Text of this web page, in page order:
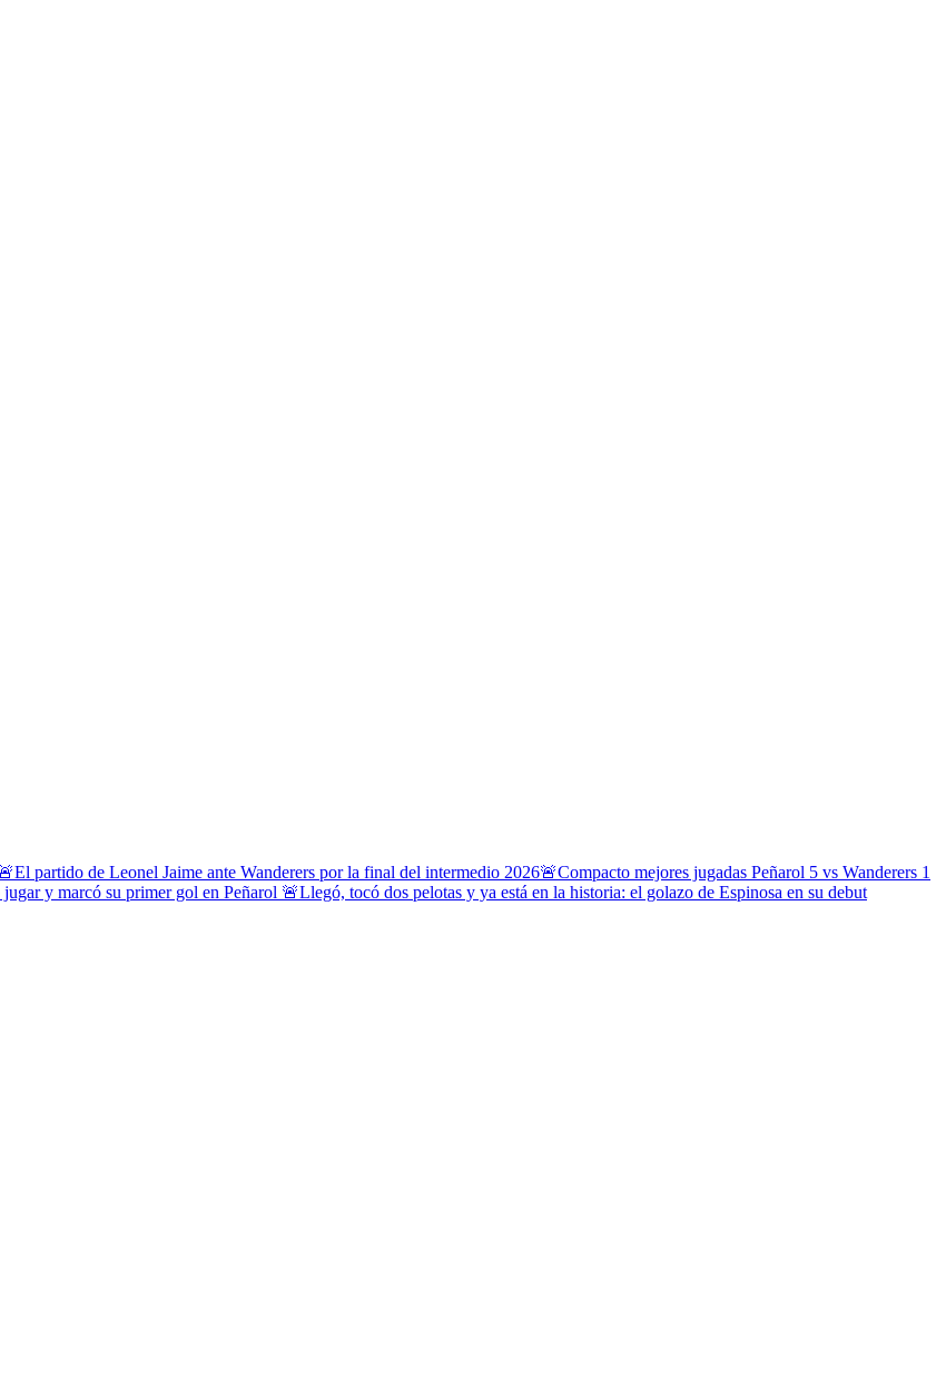
partido de Leonel Jaime ante Wanderers por la final del intermedio 2026🚨Compacto mejores jugadas Peñarol 5 vs Wanderers 1
y marcó su primer gol en Peñarol 🚨Llegó, tocó dos pelotas y ya está en la historia: el golazo de Espinosa en su debut